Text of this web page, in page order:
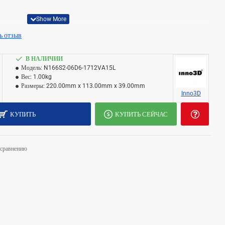
8-контактный
6 ГБ
192 бита
(ГБ/с) 336
отзыв
В НАЛИЧИИ
Модель: N166S2-06D6-1712VA15L
Вес: 1.00kg
Размеры: 220.00mm x 113.00mm x 39.00mm
Inno3D
КУПИТЬ КУПИТЬ СЕЙЧАС